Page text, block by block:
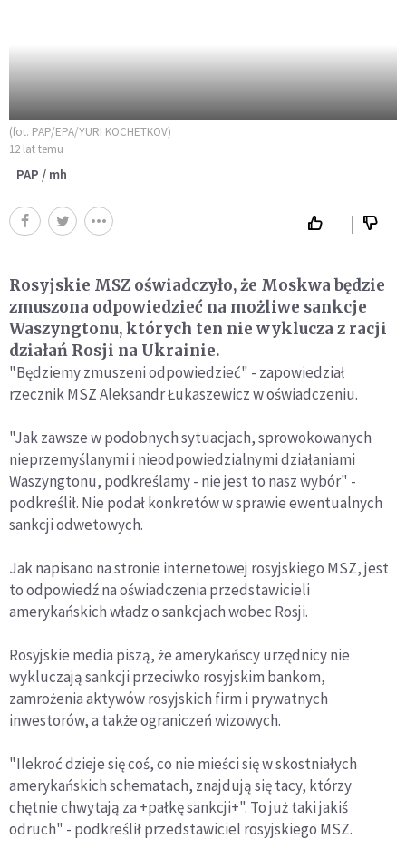
(fot. PAP/EPA/YURI KOCHETKOV)
12 lat temu
PAP / mh
Rosyjskie MSZ oświadczyło, że Moskwa będzie
zmuszona odpowiedzieć na możliwe sankcje
Waszyngtonu, których ten nie wyklucza z racji
działań Rosji na Ukrainie.
"Będziemy zmuszeni odpowiedzieć" - zapowiedział
rzecznik MSZ Aleksandr Łukaszewicz w oświadczeniu.
"Jak zawsze w podobnych sytuacjach, sprowokowanych
nieprzemyślanymi i nieodpowiedzialnymi działaniami
Waszyngtonu, podkreślamy - nie jest to nasz wybór" -
podkreślił. Nie podał konkretów w sprawie ewentualnych
sankcji odwetowych.
Jak napisano na stronie internetowej rosyjskiego MSZ, jest
to odpowiedź na oświadczenia przedstawicieli
amerykańskich władz o sankcjach wobec Rosji.
Rosyjskie media piszą, że amerykańscy urzędnicy nie
wykluczają sankcji przeciwko rosyjskim bankom,
zamrożenia aktywów rosyjskich firm i prywatnych
inwestorów, a także ograniczeń wizowych.
"Ilekroć dzieje się coś, co nie mieści się w skostniałych
amerykańskich schematach, znajdują się tacy, którzy
chętnie chwytają za +pałkę sankcji+". To już taki jakiś
odruch" - podkreślił przedstawiciel rosyjskiego MSZ.